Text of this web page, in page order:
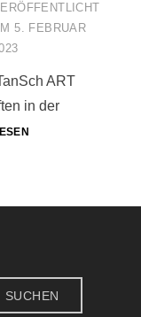
5. FEBRUAR
ART
in der
TANSCH
SUCHEN